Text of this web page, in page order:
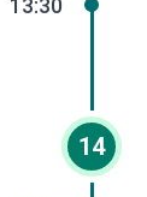
13:30
14